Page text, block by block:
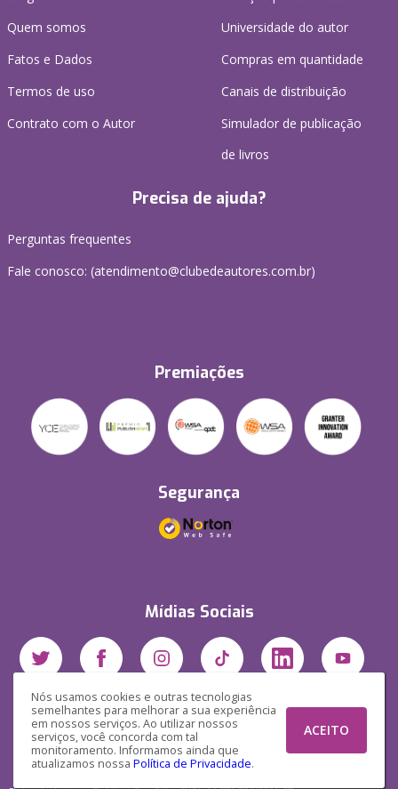
Nós usamos cookies e outras tecnologias
semelhantes para melhorar a sua experiência
em nossos serviços. Ao utilizar nossos
serviços, você concorda com tal
monitoramento. Informamos ainda que
atualizamos nossa Política de Privacidade.
ACEITO
Quem somos
Fatos e Dados
Termos de uso
Contrato com o Autor
Universidade do autor
Compras em quantidade
Canais de distribuição
Simulador de publicação
de livros
Precisa de ajuda?
Perguntas frequentes
Fale conosco: (atendimento@clubedeautores.com.br)
Premiações
Segurança
Mídias Sociais